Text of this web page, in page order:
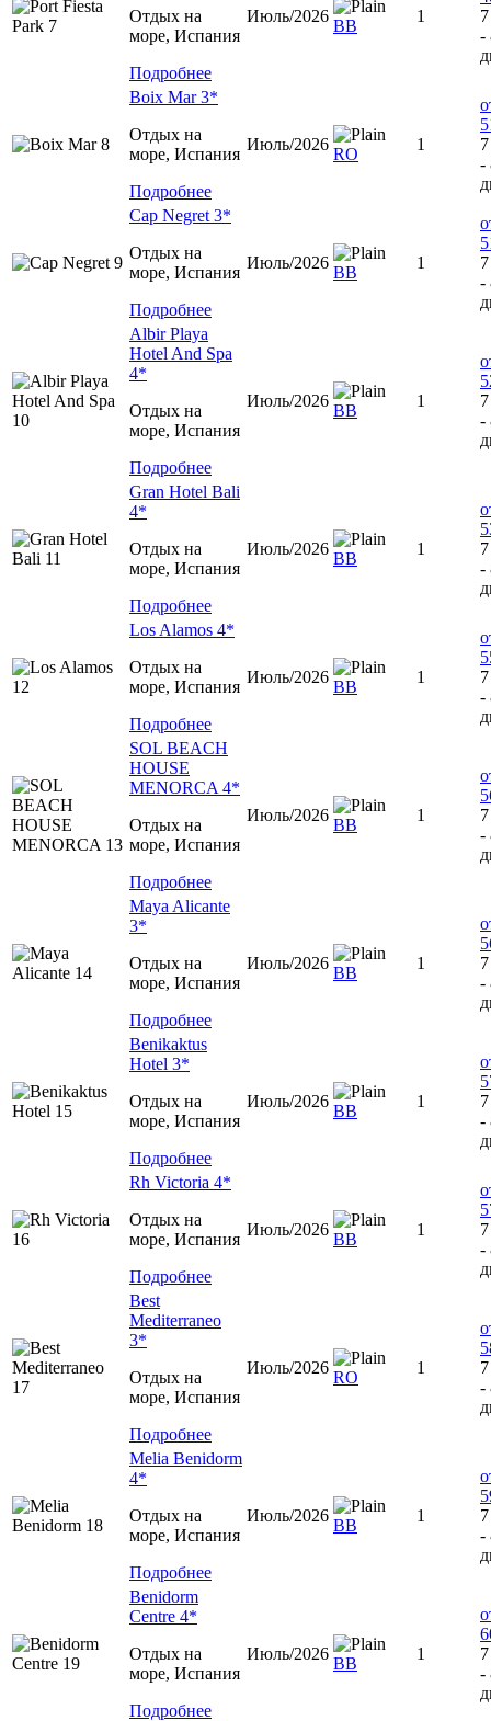
Отдых на
море, Испания
Подробнее
Июль/2026
ВВ
1
-
Boix Mar 3*
Отдых на
море, Испания
Подробнее
Июль/2026
RO
1
-
Cap Negret 3*
Отдых на
море, Испания
Подробнее
Июль/2026
BB
1
-
Albir Playa
Hotel And Spa
4*
Отдых на
море, Испания
Подробнее
Июль/2026
BB
1
-
Gran Hotel Bali
4*
Отдых на
море, Испания
Подробнее
Июль/2026
BB
1
-
Los Alamos 4*
Отдых на
море, Испания
Подробнее
Июль/2026
BB
1
-
SOL BEACH
HOUSE
MENORCA 4*
Отдых на
море, Испания
Подробнее
Июль/2026
ВВ
1
-
Maya Alicante
3*
Отдых на
море, Испания
Подробнее
Июль/2026
BB
1
-
Benikaktus
Hotel 3*
Отдых на
море, Испания
Подробнее
Июль/2026
BB
1
-
Rh Victoria 4*
Отдых на
море, Испания
Подробнее
Июль/2026
BB
1
-
Best
Mediterraneo
3*
Отдых на
море, Испания
Подробнее
Июль/2026
RO
1
-
Melia Benidorm
4*
Отдых на
море, Испания
Подробнее
Июль/2026
BB
1
-
Benidorm
Centre 4*
Отдых на
море, Испания
Подробнее
Июль/2026
BB
1
-